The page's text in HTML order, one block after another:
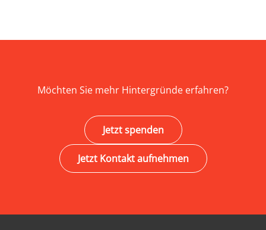
Möchten Sie mehr Hintergründe erfahren?
Jetzt spenden
Jetzt Kontakt aufnehmen